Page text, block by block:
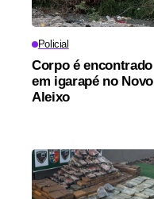
Policial
Corpo é encontrado
em igarapé no Novo
Aleixo